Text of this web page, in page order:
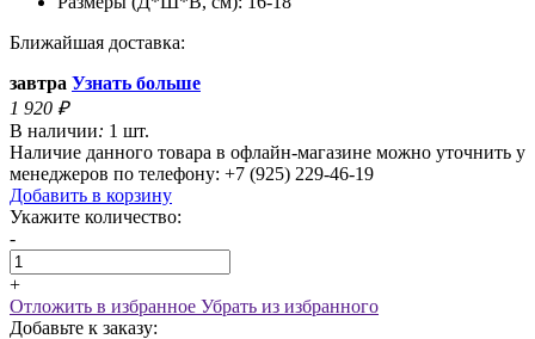
Ближайшая доставка:
завтра Узнать больше
1 920 ₽
В наличии: 1 шт.
Наличие данного товара в офлайн-магазине можно уточнить у
менеджеров по телефону: +7 (925) 229-46-19
Добавить в корзину
Укажите количество:
-
+
Отложить в избранное Убрать из избранного
Добавьте к заказу: